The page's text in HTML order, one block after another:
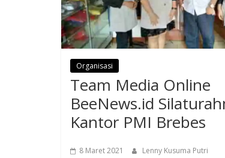
Organisasi
Team Media Online
BeeNews.id
Kantor PMI Brebes
8 Maret 2021 Lenny Kusuma Putri